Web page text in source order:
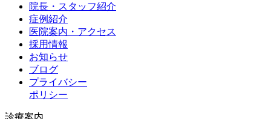
院長・スタッフ紹介
症例紹介
医院案内・アクセス
採用情報
お知らせ
ブログ
プライバシー
ポリシー
診療案内